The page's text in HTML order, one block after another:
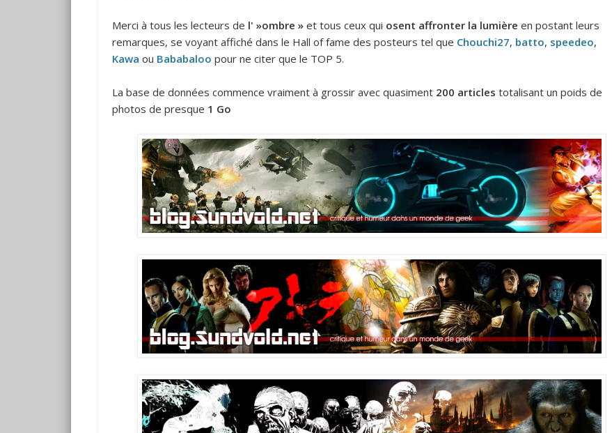
Merci à tous les lecteurs de l' »ombre » et tous ceux qui osent affronter la lumière en postant leurs
remarques, se voyant affiché dans le Hall of fame des posteurs tel que Chouchi27, batto, speedeo,
Kawa ou Bababaloo pour ne citer que le TOP 5.
La base de données commence vraiment à grossir avec quasiment 200 articles totalisant un poids de
photos de presque 1 Go